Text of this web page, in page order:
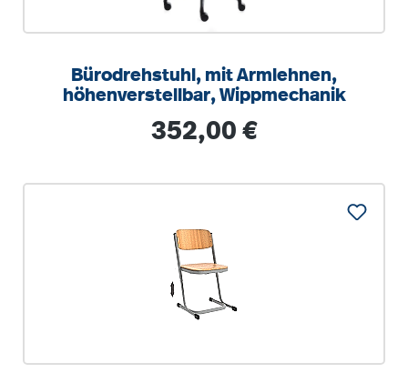
Bürodrehstuhl, mit Armlehnen,
höhenverstellbar, Wippmechanik
Regulärer Preis:
352,00 €